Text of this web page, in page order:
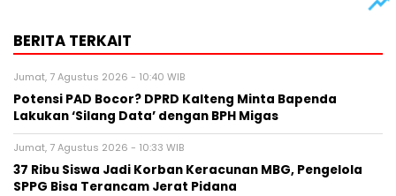
BERITA TERKAIT
Jumat, 7 Agustus 2026 - 10:40 WIB
Potensi PAD Bocor? DPRD Kalteng Minta Bapenda
Lakukan ‘Silang Data’ dengan BPH Migas
Jumat, 7 Agustus 2026 - 10:33 WIB
37 Ribu Siswa Jadi Korban Keracunan MBG, Pengelola
SPPG Bisa Terancam Jerat Pidana